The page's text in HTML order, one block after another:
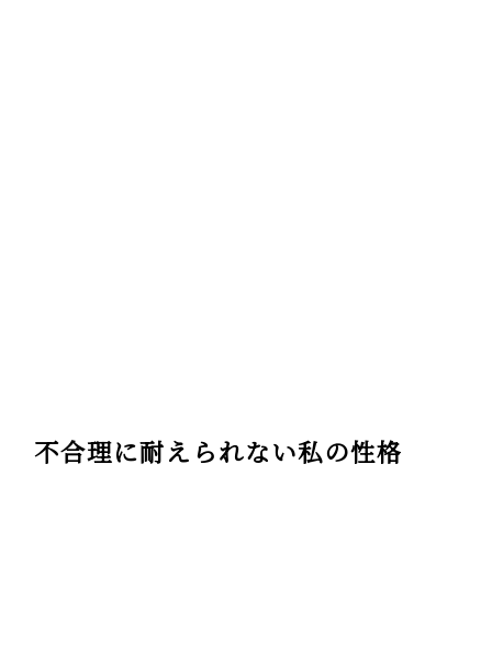
不合理に耐えられない私の性格